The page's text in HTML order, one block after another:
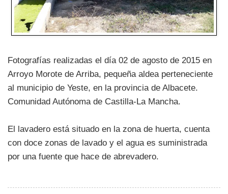
Fotografías realizadas el día 02 de agosto de 2015 en
Arroyo Morote de Arriba, pequeña aldea perteneciente
al municipio de Yeste, en la provincia de Albacete.
Comunidad Autónoma de Castilla-La Mancha.
El lavadero está situado en la zona de huerta, cuenta
con doce zonas de lavado y el agua es suministrada
por una fuente que hace de abrevadero.